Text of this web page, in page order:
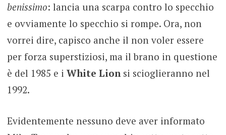
benissimo: lancia una scarpa contro lo specchio
e ovviamente lo specchio si rompe. Ora, non
vorrei dire, capisco anche il non voler essere
per forza superstiziosi, ma il brano in questione
è del 1985 e i White Lionsi scioglieranno nel
1992.
Evidentemente nessuno deve aver informato